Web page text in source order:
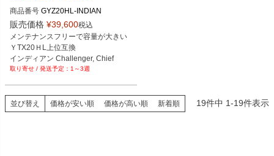
商品番号 GYZ20HL-INDIAN
２BC:581371
販売価格 ¥39,600税込
メンテナンスフリーで容量が大きい
ＹTX20ＨL上位互換
インディアン Challenger, Chief
1～3週
並び替え 価格が安い順 価格が高い順 新着順 19件中 1-19件表示